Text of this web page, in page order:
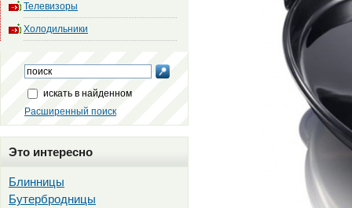
Телевизоры
Холодильники
искать в найденном
Расширенный поиск
Это интересно
Блинницы
Бутербродницы